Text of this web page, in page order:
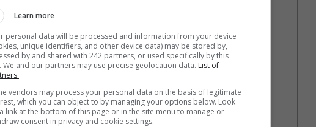
Learn more
personal data will be processed and information from your device
unique identifiers, and other device data) may be stored by,
by and shared with 242 partners, or used specifically by this
We and our partners may use precise geolocation data. List of
vendors may process your personal data on the basis of legitimate
which you can object to by managing your options below. Look
link at the bottom of this page or in the site menu to manage or
consent in privacy and cookie settings.